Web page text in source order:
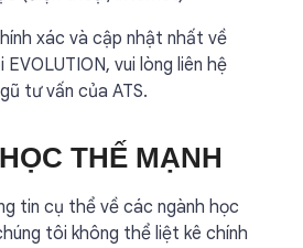
xác và cập nhật nhất về
vui lòng liên hệ
tư vấn của ATS.
THẾ MẠNH
tin cụ thể về các ngành học
tôi không thể liệt kê chính